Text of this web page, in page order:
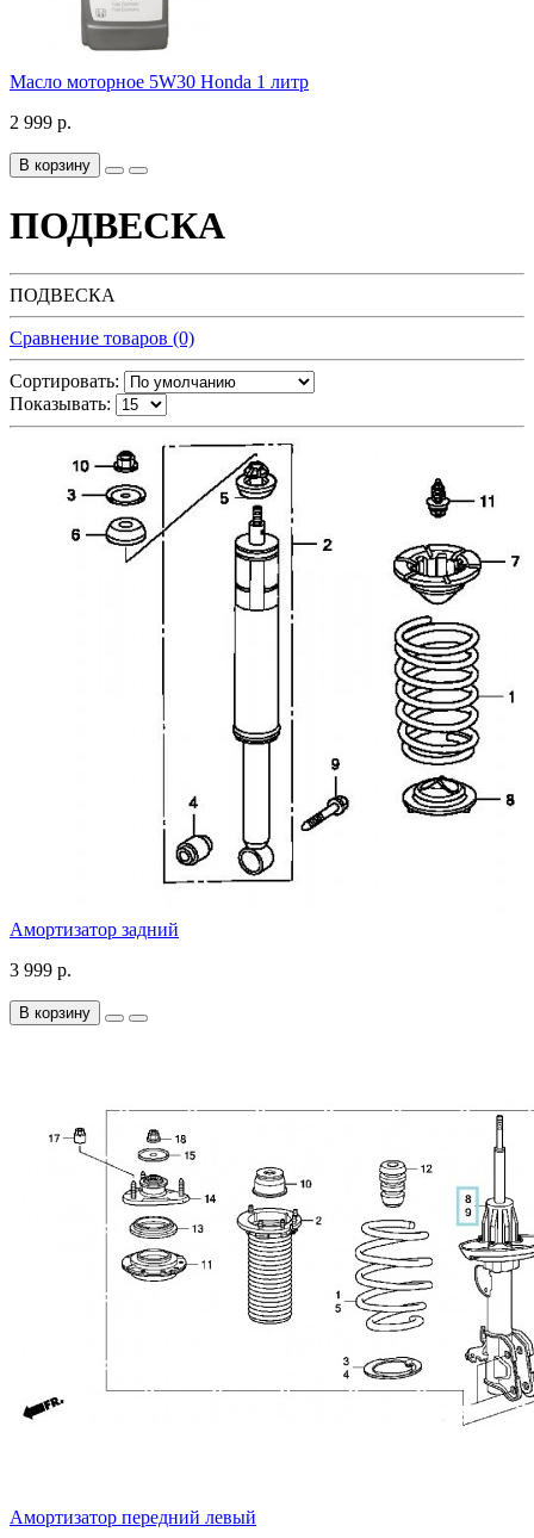
Масло моторное 5W30 Honda 1 литр
2 999 р.
В корзину
ПОДВЕСКА
ПОДВЕСКА
Сравнение товаров (0)
Сортировать:
Показывать:
Амортизатор задний
3 999 р.
В корзину
Амортизатор передний левый